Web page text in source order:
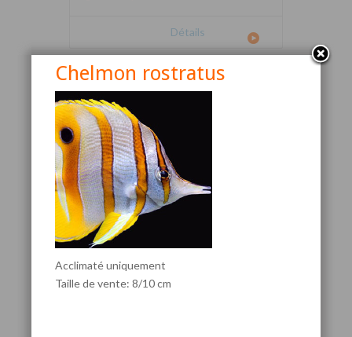
Détails
Canthigaster valentini
Chelmon rostratus
Acclimaté uniquement
Taille de vente: 8/10 cm